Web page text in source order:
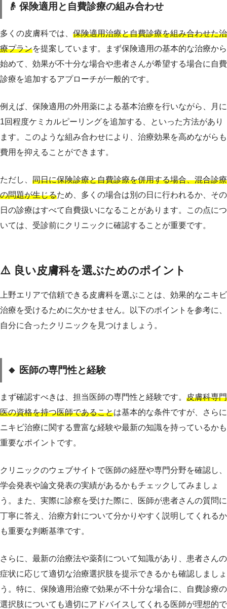
👴 保険適用と自費診療の組み合わせ
多くの皮膚科では、 保険適用治療と自費診療を組み合わせた治
療プランを提案しています。まず保険適用の基本的な治療から
始めて、効果が不十分な場合や患者さんが希望する場合に自費
診療を追加するアプローチが一般的です。
例えば、保険適用の外用薬による基本治療を行いながら、月に
1回程度ケミカルピーリングを追加する、といった方法があり
ます。このような組み合わせにより、治療効果を高めながらも
費用を抑えることができます。
ただし、 同日に保険診療と自費診療を併用する場合、混合診療
の問題が生じるため、多くの場合は別の日に行われるか、その
日の診療はすべて自費扱いになることがあります。この点につ
いては、受診前にクリニックに確認することが重要です。
⚠️ 良い皮膚科を選ぶためのポイント
上野エリアで信頼できる皮膚科を選ぶことは、効果的なニキビ
治療を受けるために欠かせません。以下のポイントを参考に、
自分に合ったクリニックを見つけましょう。
🔸 医師の専門性と経験
まず確認すべきは、担当医師の専門性と経験です。 皮膚科専門
医の資格を持つ医師であることは基本的な条件ですが、さらに
ニキビ治療に関する豊富な経験や最新の知識を持っているかも
重要なポイントです。
クリニックのウェブサイトで医師の経歴や専門分野を確認し、
学会発表や論文発表の実績があるかもチェックしてみましょ
う。また、実際に診察を受けた際に、医師が患者さんの質問に
丁寧に答え、治療方針について分かりやすく説明してくれるか
も重要な判断基準です。
さらに、最新の治療法や薬剤について知識があり、患者さんの
症状に応じて適切な治療選択肢を提示できるかも確認しましょ
う。特に、保険適用治療で効果が不十分な場合に、自費診療の
選択肢についても適切にアドバイスしてくれる医師が理想的で